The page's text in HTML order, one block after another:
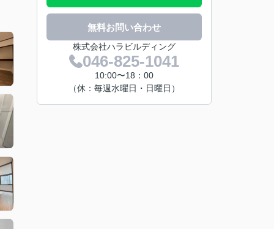
無料お問い合わせ
株式会社ハラビルディング
046-825-1041
10:00〜18：00
（休：毎週水曜日・日曜日）